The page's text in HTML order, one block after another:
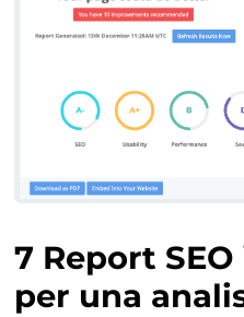
7 Report
per una